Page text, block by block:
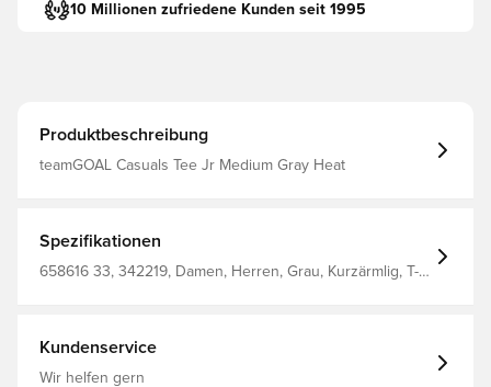
10 Millionen zufriedene Kunden seit 1995
Produktbeschreibung
teamGOAL Casuals Tee Jr Medium Gray Heat
Spezifikationen
658616 33, 342219, Damen, Herren, Grau, Kurzärmlig, T-
Kundenservice
Wir helfen gern